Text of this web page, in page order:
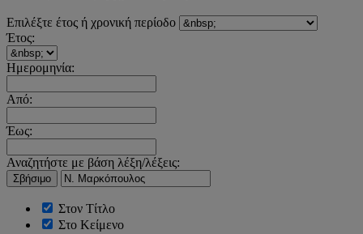
Επιλέξτε έτος ή χρονική περίοδο
Έτος:
Ημερομηνία:
Από:
Έως:
Αναζητήστε με βάση λέξη/λέξεις:
Σβήσιμο
Στον Τίτλο
Στο Κείμενο